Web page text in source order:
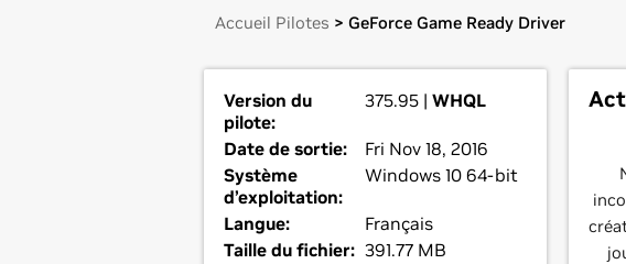
Accueil Pilotes > GeForce Game Ready Driver
Version du
pilote:
375.95 | WHQL
Date de sortie:
Fri Nov 18, 2016
Système
d’exploitation:
Windows 10 64-bit
Langue:
Français
Taille du fichier: 391.77 MB